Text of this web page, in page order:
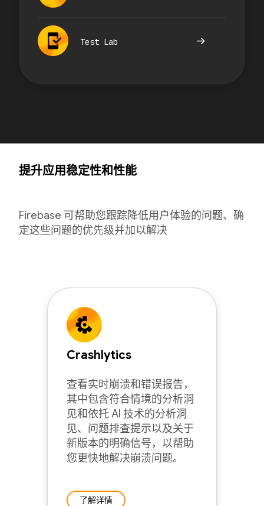
Test Lab
提升应用稳定性和性能
Firebase 可帮助您跟踪降低用户体验的问题、确
定这些问题的优先级并加以解决
Crashlytics
查看实时崩溃和错误报告，
其中包含符合情境的分析洞
见和依托 AI 技术的分析洞
见、问题排查提示以及关于
新版本的明确信号，以帮助
您更快地解决崩溃问题。
了解详情